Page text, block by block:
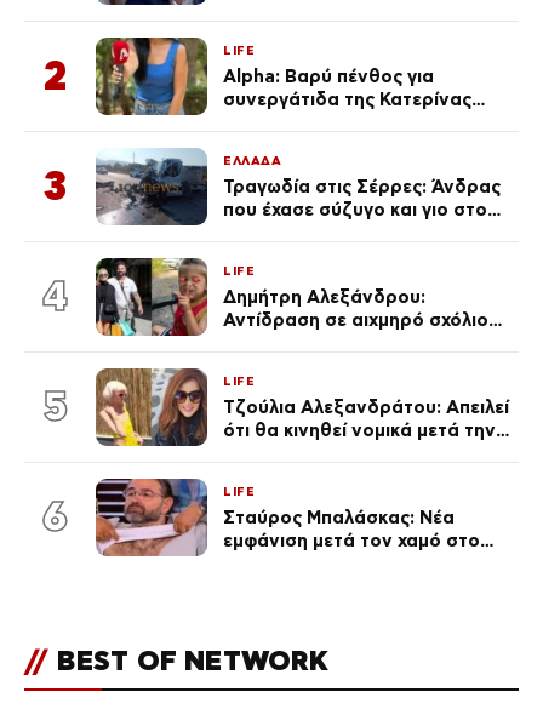
2
LIFE
Alpha: Βαρύ πένθος για
συνεργάτιδα της Κατερίνας
του Θεού»
3
ΕΛΛΑΔΑ
Τραγωδία στις Σέρρες: Άνδρας
που έχασε σύζυγο και γιο στο
4
LIFE
Δημήτρη Αλεξάνδρου:
Αντίδραση σε αιχμηρό σχόλιο
5
LIFE
Τζούλια Αλεξανδράτου: Απειλεί
ότι θα κινηθεί νομικά μετά την
6
LIFE
Σταύρος Μπαλάσκας: Νέα
εμφάνιση μετά τον χαμό στο
// BEST OF NETWORK